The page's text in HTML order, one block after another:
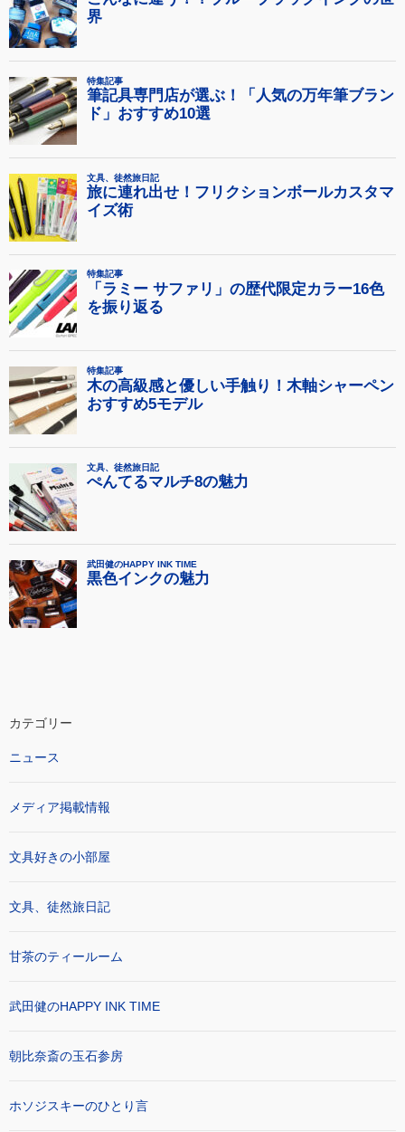
カテゴリー
ニュース
メディア掲載情報
文具好きの小部屋
文具、徒然旅日記
甘茶のティールーム
武田健のHAPPY INK TIME
朝比奈斎の玉石参房
ホソジスキーのひとり言